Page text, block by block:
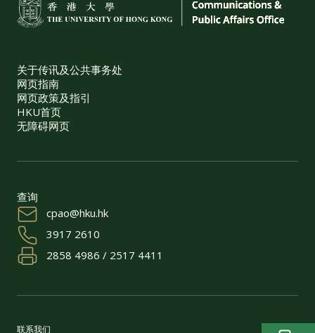
关于传讯及公共事务处
网页指南
网页政策及指引
HKU首页
无障碍网页
查询
cpao@hku.hk
3917 2610
2858 4986 / 2517 4411
联系我们